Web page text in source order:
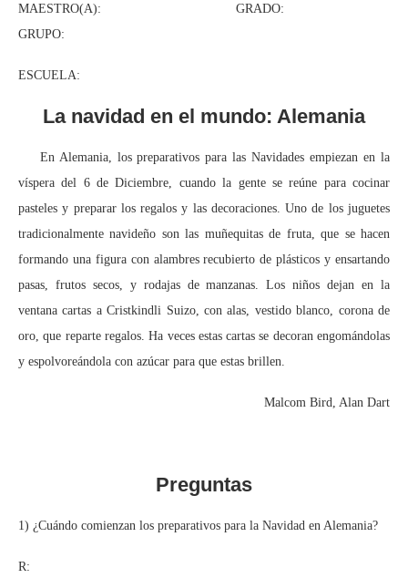
MAESTRO(A): GRADO:
GRUPO:
ESCUELA:
La navidad en el mundo: Alemania
En Alemania, los preparativos para las Navidades empiezan en la
víspera del 6 de Diciembre, cuando la gente se reúne para cocinar
pasteles y preparar los regalos y las decoraciones. Uno de los juguetes
tradicionalmente navideño son las muñequitas de fruta, que se hacen
formando una figura con alambres recubierto de plásticos y ensartando
pasas, frutos secos, y rodajas de manzanas. Los niños dejan en la
ventana cartas a Cristkindli Suizo, con alas, vestido blanco, corona de
oro, que reparte regalos. Ha veces estas cartas se decoran engomándolas
y espolvoreándola con azúcar para que estas brillen.
Malcom Bird, Alan Dart
Preguntas
1) ¿Cuándo comienzan los preparativos para la Navidad en Alemania?
R: